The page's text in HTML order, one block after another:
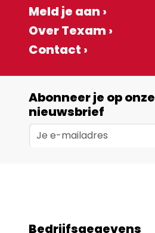
Meld je aan ›
Over Texam ›
Contact ›
Abonneer je op onze
nieuwsbrief
Bedrijfsgegevens